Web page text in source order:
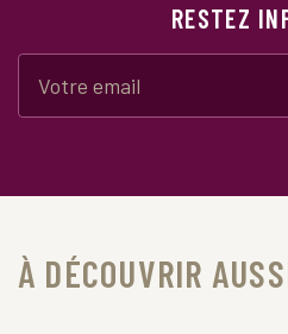
RESTEZ
À DÉCOUVRIR